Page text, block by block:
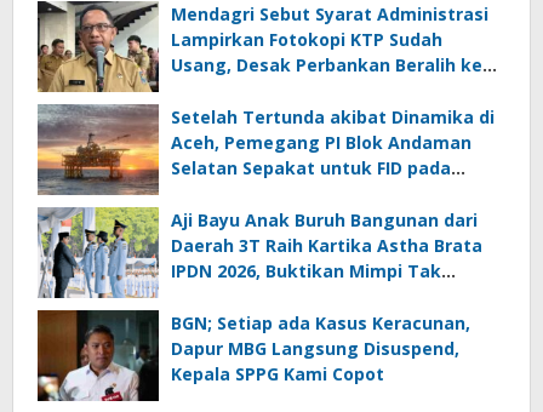
Mendagri Sebut Syarat Administrasi
Lampirkan Fotokopi KTP Sudah
Usang, Desak Perbankan Beralih ke
Setelah Tertunda akibat Dinamika di
Aceh, Pemegang PI Blok Andaman
Selatan Sepakat untuk FID pada
Aji Bayu Anak Buruh Bangunan dari
Daerah 3T Raih Kartika Astha Brata
IPDN 2026, Buktikan Mimpi Tak
BGN; Setiap ada Kasus Keracunan,
Dapur MBG Langsung Disuspend,
Kepala SPPG Kami Copot